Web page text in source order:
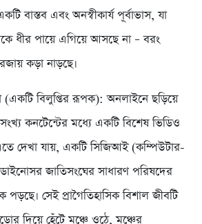
বাস্তব এবং অনস্বীকার্য পূর্বাভাস, যা
ধীর পায়ে এগিয়ে আসছে না – বরং
কড়া নাড়ছে।
(একটি বিলুপ্তির রূপক): অনলাইনে ছড়িয়ে
কনটেন্টের মধ্যে একটি বিশেষ ভিডিও
দেখা যায়, একটি সিজিআই (কম্পিউটার-
জাতিসংঘের সাধারণ পরিষদের
সেই প্রাগৈতিহাসিক বিশাল জীবটি
দিয়ে হেঁটে মঞ্চে ওঠে, মঞ্চের